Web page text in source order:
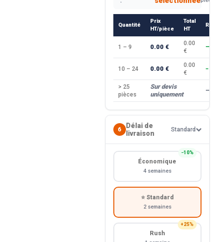
Quantité
Prix
HT/pièce
Total
HT
1 – 9 0.00 €
0.00
€
—
10 – 24 0.00 €
0.00
€
> 25
pièces
Sur devis
uniquement
—
6
Délai de
livraison
Standard
−10%
Économique
4 semaines
⭐ Standard
2 semaines
+25%
Rush